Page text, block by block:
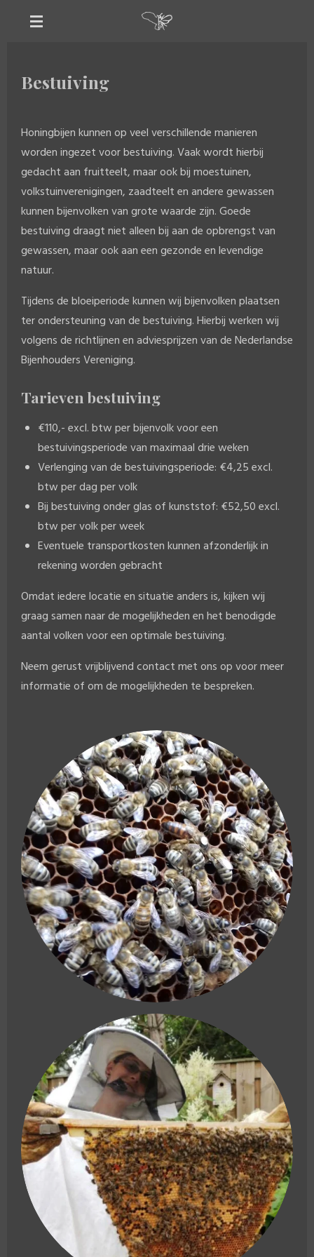
Bestuiving
Honingbijen kunnen op veel verschillende manieren
worden ingezet voor bestuiving. Vaak wordt hierbij
gedacht aan fruitteelt, maar ook bij moestuinen,
volkstuinverenigingen, zaadteelt en andere gewassen
kunnen bijenvolken van grote waarde zijn. Goede
bestuiving draagt niet alleen bij aan de opbrengst van
gewassen, maar ook aan een gezonde en levendige
natuur.
Tijdens de bloeiperiode kunnen wij bijenvolken plaatsen
ter ondersteuning van de bestuiving. Hierbij werken wij
volgens de richtlijnen en adviesprijzen van deNederlandse
Bijenhouders Vereniging.
Tarieven bestuiving
€110,- excl. btw per bijenvolk voor een
bestuivingsperiode van maximaal drie weken
Verlenging van de bestuivingsperiode: €4,25 excl.
btw per dag per volk
Bij bestuiving onder glas of kunststof: €52,50 excl.
btw per volk per week
Eventuele transportkosten kunnen afzonderlijk in
rekening worden gebracht
Omdat iedere locatie en situatie anders is, kijken wij
graag samen naar de mogelijkheden en het benodigde
aantal volken voor een optimale bestuiving.
Neem gerust vrijblijvend contact met ons op voor meer
informatie of om de mogelijkheden te bespreken.